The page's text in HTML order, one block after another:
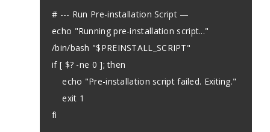
# --- Run Pre-installation Script —
echo "Running pre-installation script..."
/bin/bash "$PREINSTALL_SCRIPT"
if [ $? -ne 0 ]; then
    echo "Pre-installation script failed. Exiting."
    exit 1
fi